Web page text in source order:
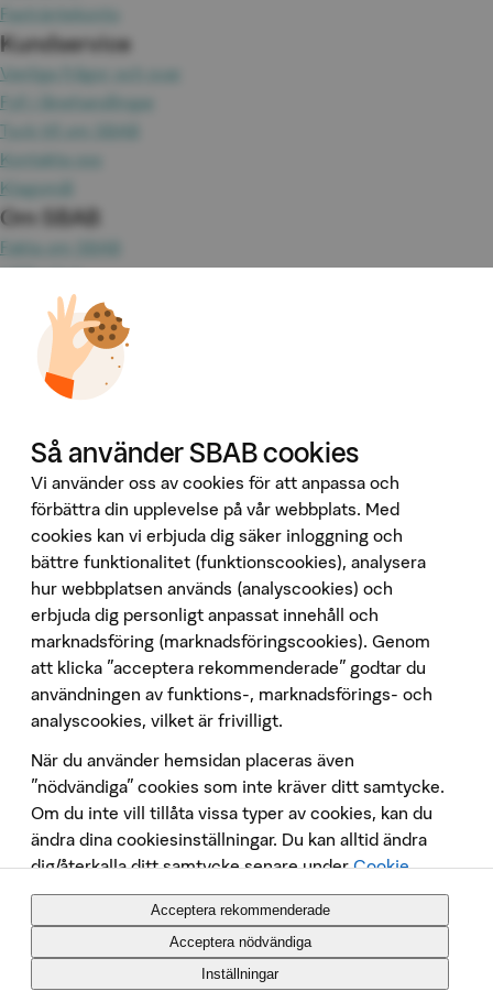
Fasträntekonto
Kundservice
Vanliga frågor och svar
Fyll i lånehandlingar
Tyck till om SBAB
Kontakta oss
Klagomål
Om SBAB
Fakta om SBAB
Hållbarhet
Jobba hos oss
Investor Relations
Omvärld & analyser
Våra tjänster
Booli
Booli Pro
Hittamäklare
Developer Portal
Följ oss på sociala medier
Penningtvätt
Insättningsgarantin
Behandling av personuppgifter
Cookies
Tekniska krav
Säkerhet
In English
SBAB Bank AB (publ) Org nr. 556253-7513
Så använder SBAB cookies
Vi använder oss av cookies för att anpassa och
förbättra din upplevelse på vår webbplats. Med
cookies kan vi erbjuda dig säker inloggning och
bättre funktionalitet (funktionscookies), analysera
hur webbplatsen används (analyscookies) och
erbjuda dig personligt anpassat innehåll och
marknadsföring (marknadsföringscookies). Genom
att klicka "acceptera rekommenderade" godtar du
användningen av funktions-, marknadsförings- och
analyscookies, vilket är frivilligt.
När du använder hemsidan placeras även
”nödvändiga” cookies som inte kräver ditt samtycke.
Om du inte vill tillåta vissa typer av cookies, kan du
ändra dina cookiesinställningar. Du kan alltid ändra
dig/återkalla ditt samtycke senare under Cookie
Policy. Placeringen av cookies och annan
datainsamling på webbsidan innebär att vi behandlar
dina personuppgifter, du kan läsa mer om det här
Acceptera rekommenderade
Acceptera nödvändiga
Inställningar